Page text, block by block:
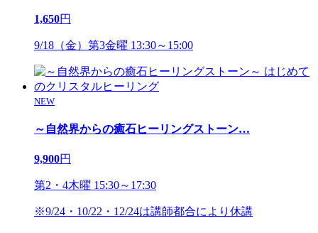
1,650円
9/18（金）第3金曜 13:30～15:00
NEW
～自然界からの癒石ヒーリングストーン…
9,900円
第2・4木曜 15:30～17:30
※9/24・10/22・12/24は講師都合により休講